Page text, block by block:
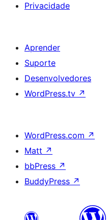
Privacidade
Aprender
Suporte
Desenvolvedores
WordPress.tv ↗
WordPress.com ↗
Matt ↗
bbPress ↗
BuddyPress ↗